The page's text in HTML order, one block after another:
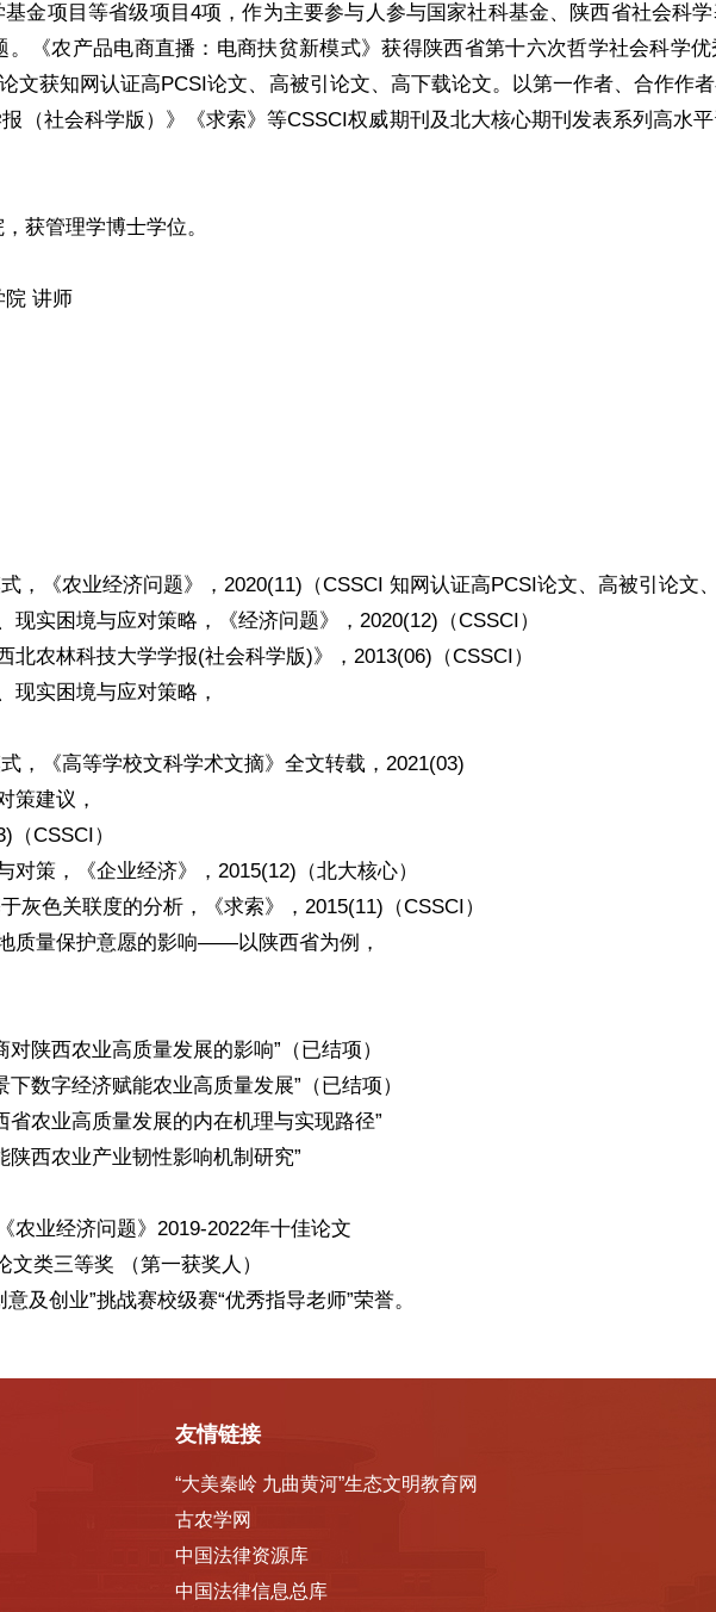
金项目等省级项目4项，作为主要参与人参与国家社科基金、陕西省社会科
《农产品电商直播：电商扶贫新模式》获得陕西省第十六次哲学社会科学
文获知网认证高PCSI论文、高被引论文、高下载论文。以第一作者、合作作
（社会科学版）》《求索》等CSSCI权威期刊及北大核心期刊发表系列高水
获管理学博士学位。
讲师
，《农业经济问题》，2020(11)（CSSCI 知网认证高PCSI论文、高被引论文
实困境与应对策略，《经济问题》，2020(12)（CSSCI）
农林科技大学学报(社会科学版)》，2013(06)（CSSCI）
现实困境与应对策略，
，《高等学校文科学术文摘》全文转载，2021(03)
策建议，
CSSCI）
策，《企业经济》，2015(12)（北大核心）
色关联度的分析，《求索》，2015(11)（CSSCI）
质量保护意愿的影响——以陕西省为例，
陕西农业高质量发展的影响”（已结项）
数字经济赋能农业高质量发展”（已结项）
农业高质量发展的内在机理与实现路径”
西农业产业韧性影响机制研究”
业经济问题》2019-2022年十佳论文
类三等奖 （第一获奖人）
创业”挑战赛校级赛“优秀指导老师”荣誉。
友情链接
“大美秦岭 九曲黄河”生态文明教育网
古农学网
中国法律资源库
中国法律信息总库